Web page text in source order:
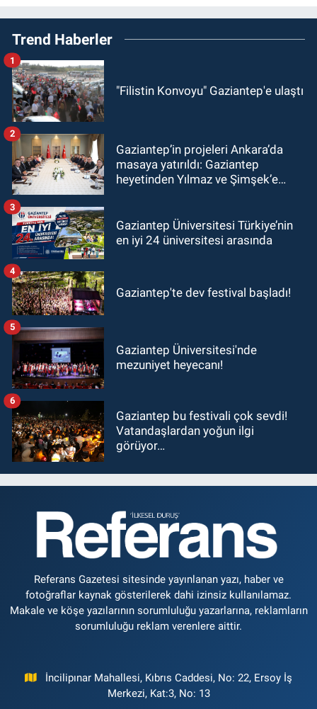
Trend Haberler
"Filistin Konvoyu" Gaziantep'e ulaştı
1
Gaziantep’in projeleri Ankara’da
masaya yatırıldı: Gaziantep
heyetinden Yılmaz ve Şimşek’e
2
Gaziantep Üniversitesi Türkiye’nin
en iyi 24 üniversitesi arasında
3
Gaziantep'te dev festival başladı!
4
Gaziantep Üniversitesi'nde
mezuniyet heyecanı!
5
Gaziantep bu festivali çok sevdi!
Vatandaşlardan yoğun ilgi
görüyor…
6
Referans Gazetesi sitesinde yayınlanan yazı, haber ve
fotoğraflar kaynak gösterilerek dahi izinsiz kullanılamaz.
Makale ve köşe yazılarının sorumluluğu yazarlarına, reklamların
sorumluluğu reklam verenlere aittir.
İncilipınar Mahallesi, Kıbrıs Caddesi, No: 22, Ersoy İş
Merkezi, Kat:3, No: 13